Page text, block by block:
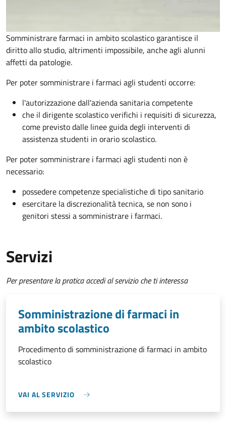
Somministrare farmaci in ambito scolastico garantisce il
diritto allo studio, altrimenti impossibile, anche agli alunni
affetti da patologie.
Per poter somministrare i farmaci agli studenti occorre:
l'autorizzazione dall'azienda sanitaria competente
che il dirigente scolastico verifichi i requisiti di sicurezza,
come previsto dalle linee guida degli interventi di
assistenza studenti in orario scolastico.
Per poter somministrare i farmaci agli studenti non è
necessario:
possedere competenze specialistiche di tipo sanitario
esercitare la discrezionalità tecnica, se non sono i
genitori stessi a somministrare i farmaci.
Servizi
Per presentare la pratica accedi al servizio che ti interessa
Somministrazione di farmaci in
ambito scolastico
Procedimento di somministrazione di farmaci in ambito
scolastico
VAI AL SERVIZIO